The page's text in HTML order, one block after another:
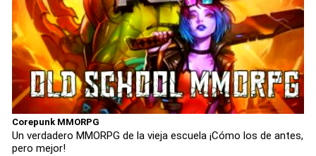
Corepunk MMORPG
Un verdadero MMORPG de la vieja escuela ¡Cómo los de antes,
pero mejor!